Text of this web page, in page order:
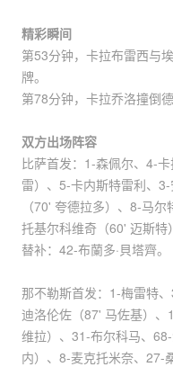
精彩瞬间
第53分钟，卡拉布雷西与
牌。
第78分钟，卡拉乔洛撞倒
双方出场阵容
比萨首发：1-森佩尔、4-
雷）、5-卡内斯特雷利、
（70' 夸德拉多）、8-马
托基尔科维奇（60' 迈斯特
替补：42-布蘭多·貝塔齊。
那不勒斯首发：1-梅雷特
迪洛伦佐（87' 马佐基）
维拉）、31-布尔科马、
内）、8-麦克托米奈、27-